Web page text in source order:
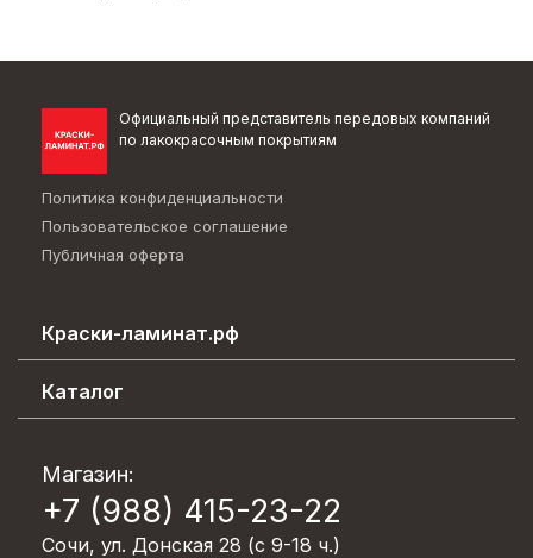
Официальный представитель передовых компаний
по лакокрасочным покрытиям
Политика конфиденциальности
Пользовательское соглашение
Публичная оферта
Краски-ламинат.рф
Вопрос-ответ
Контакты
Каталог
Лакокрасочные материалы
Обои/Стеклохолст/Клей
Пена монтажная/Герметики/Клея
Магазин:
+7 (988) 415-23-22
Сочи, ул. Донская 28 (с 9-18 ч.)